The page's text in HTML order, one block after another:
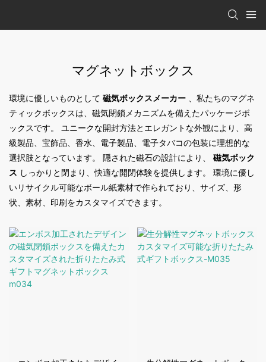
マグネットボックス
環境に優しいものとして 磁気ボックスメーカー 、私たちのマグネ
ティックボックスは、磁気閉鎖メカニズムを備えたパッケージボ
ックスです。 ユニークな開封方法とエレガントな外観により、高
級製品、宝飾品、香水、電子製品、電子タバコの包装に理想的な
選択肢となっています。 隠された磁石の設計により、 磁気ボック
ス しっかりと閉まり、快適な開閉体験を提供します。 環境に優し
いリサイクル可能なボール紙素材で作られており、サイズ、形
状、素材、印刷をカスタマイズできます。